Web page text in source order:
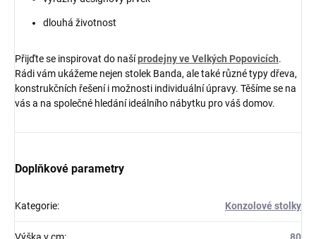
dlouhá životnost
Přijďte se inspirovat do našíprodejny ve Velkých Popovicích.
Rádi vám ukážeme nejen stolek Banda, ale také různé typy dřeva,
konstrukčních řešení i možnosti individuální úpravy. Těšíme se na
vás a na společné hledání ideálního nábytku pro váš domov.
Doplňkové parametry
Kategorie: Konzolové stolky